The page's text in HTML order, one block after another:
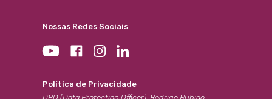
Nossas Redes Sociais
Política de Privacidade